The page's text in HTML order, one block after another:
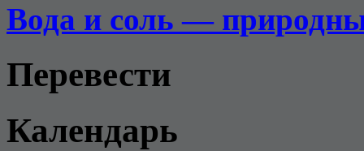
Вода и соль —
Перевести
Календарь